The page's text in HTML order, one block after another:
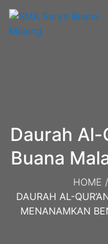
Daurah Al-
Buana
Benih HOME /
DAURAH AL-
MENANAMKAN